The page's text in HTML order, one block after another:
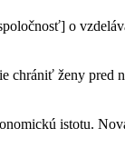
o
chrániť ženy pred
istotu.